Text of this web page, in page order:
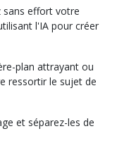
sans effort votre
l'IA pour créer
plan attrayant ou
ressortir le sujet de
et séparez-les de